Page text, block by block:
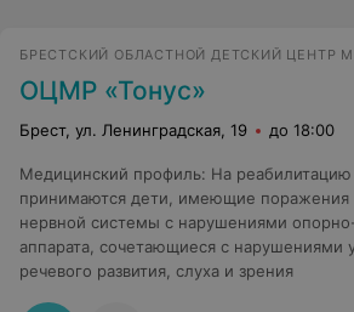
ОЦМР «Тонус»
Брест, ул. Ленинградская, 19 до 18:00
Медицинский профиль: На
принимаются дети, имеющие поражения
нервной системы с нарушениями
аппарата, сочетающиеся с нарушениями
речевого развития, слуха и зрения